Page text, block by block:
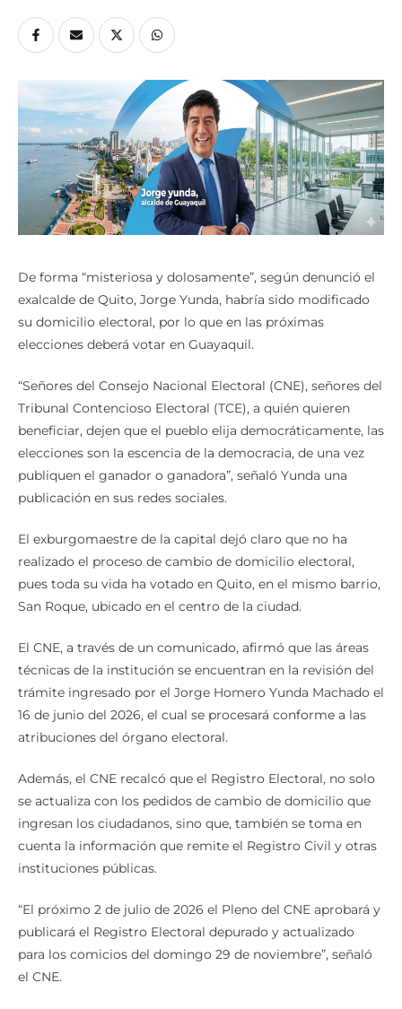
De forma “misteriosa y dolosamente”, según denunció el
exalcalde de Quito, Jorge Yunda, habría sido modificado
su domicilio electoral, por lo que en las próximas
elecciones deberá votar en Guayaquil.
“Señores del Consejo Nacional Electoral (CNE), señores del
Tribunal Contencioso Electoral (TCE), a quién quieren
beneficiar, dejen que el pueblo elija democráticamente, las
elecciones son la escencia de la democracia, de una vez
publiquen el ganador o ganadora”, señaló Yunda una
publicación en sus redes sociales.
El exburgomaestre de la capital dejó claro que no ha
realizado el proceso de cambio de domicilio electoral,
pues toda su vida ha votado en Quito, en el mismo barrio,
San Roque, ubicado en el centro de la ciudad.
El CNE, a través de un comunicado, afirmó que las áreas
técnicas de la institución se encuentran en la revisión del
trámite ingresado por el Jorge Homero Yunda Machado el
16 de junio del 2026, el cual se procesará conforme a las
atribuciones del órgano electoral.
Además, el CNE recalcó que el Registro Electoral, no solo
se actualiza con los pedidos de cambio de domicilio que
ingresan los ciudadanos, sino que, también se toma en
cuenta la información que remite el Registro Civil y otras
instituciones públicas.
“El próximo 2 de julio de 2026 el Pleno del CNE aprobará y
publicará el Registro Electoral depurado y actualizado
para los comicios del domingo 29 de noviembre”, señaló
el CNE.